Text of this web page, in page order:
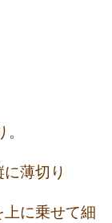
薄切り
に乗せて細